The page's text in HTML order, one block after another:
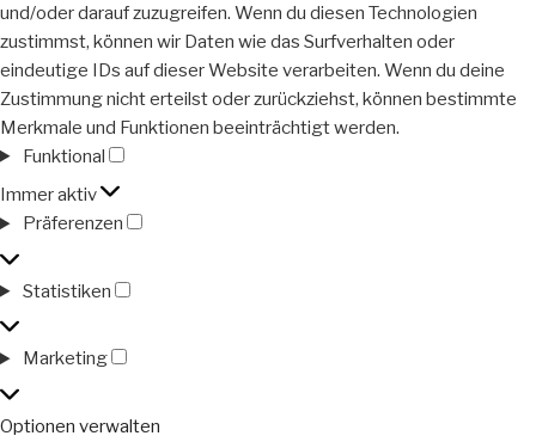
und/oder darauf zuzugreifen. Wenn du diesen Technologien
zustimmst, können wir Daten wie das Surfverhalten oder
eindeutige IDs auf dieser Website verarbeiten. Wenn du deine
Zustimmung nicht erteilst oder zurückziehst, können bestimmte
Merkmale und Funktionen beeinträchtigt werden.
Funktional
Funktional
Immer aktiv
Präferenzen
Präferenzen
Statistiken
Statistiken
Marketing
Marketing
Optionen verwalten